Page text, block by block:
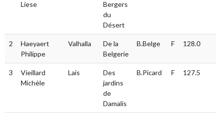
Liese
Bergers
du
Désert
2
Haeyaert
Philippe
Valhalla
De la
Belgerie
B.Belge F 128.0
3
Vieillard
Michèle
Lais
Des
jardins
de
Damalis
B.Picard F 127.5